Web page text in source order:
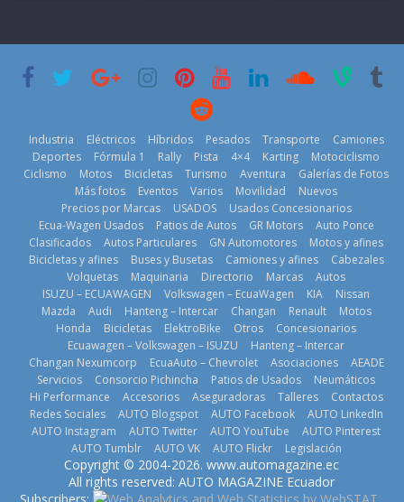
historia
11 de julio de
BMW, Toyota,
Bosch y
prueban flota
que usa
gasolina 100%
renovable
25 de julio de
2026
2026
La Vuelta al
Ecuador 2026,
edición 47ª,
recorre 7
provincias en 8
días
1 de agosto de
2026
La FEDAK
recibe 12
Sinotruk
29 de julio de
¿Qué puede
pasar con tu
vehículo si
permanece
varios días sin
usar?
3 de agosto de
2026
La FEDAK
recibe 12
Industria Eléctricos Híbridos Pesados Transporte
Camiones
Deportes
Fórmula 1 Rally Pista 4×4 Karting
Motociclismo
Ciclismo
Motos Bicicletas Turismo Aventura
Galerías de Fotos
Más fotos
Eventos Varios Movilidad
Nuevos
Precios por Marcas
USADOS
Usados Concesionarios
Ecua-Wagen Usados
Patios de Autos GR Motors
Auto Ponce
Clasificados
Autos Particulares GN Automotores
Motos y afines
Bicicletas y afines
Buses y Busetas Camiones y afines
Cabezales
Volquetas
Maquinaria Directorio Marcas
Autos
ISUZU – ECUAWAGEN
Volkswagen – EcuaWagen KIA
Nissan
Mazda
Audi Hanteng – Intercar Changan Renault
Motos
Honda
Bicicletas ElektroBike Otros
Concesionarios
Ecuawagen – Volkswagen – ISUZU
Hanteng – Intercar
Changan Nexumcorp
EcuaAuto – Chevrolet Asociaciones
AEADE
Servicios
Consorcio Pichincha Patios de Usados
Neumáticos
Hi Performance
Accesorios Aseguradoras Talleres
Contactos
Redes Sociales
AUTO Blogspot AUTO Facebook
AUTO LinkedIn
AUTO Instagram
AUTO Twitter AUTO YouTube
AUTO Pinterest
AUTO Tumblr
AUTO VK AUTO Flickr Legislación
Copyright © 2004-2026. www.automagazine.ec
All rights reserved: AUTO MAGAZINE Ecuador